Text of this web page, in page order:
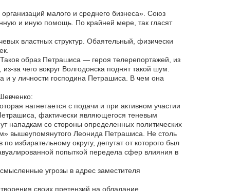
малого и среднего бизнеса». Союз
и иную помощь. По крайней мере, так гласят
властных структур. Обаятельный, физически
образ Петрашиса — героя телерепортажей, из
за чего вокруг Волгодонска поднят такой шум.
и у личности господина Петрашиса. В чем она
нагнетается с подачи и при активном участии
фактически являющегося теневым
нападкам со стороны определенных политических
вышеупомянутого Леонида Петрашиса. Не столь
избирательному округу, депутат от которого был
попыткой передела сфер влияния в
угрозы в адрес заместителя
своих претензий на обладание